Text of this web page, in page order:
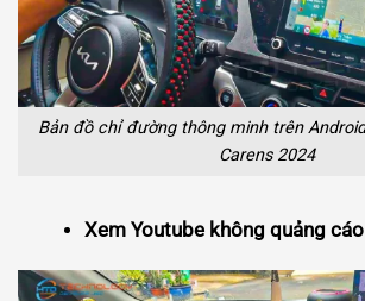
Bản đồ chỉ đường thông minh trên
Carens 2024
Xem Youtube không quảng cáo